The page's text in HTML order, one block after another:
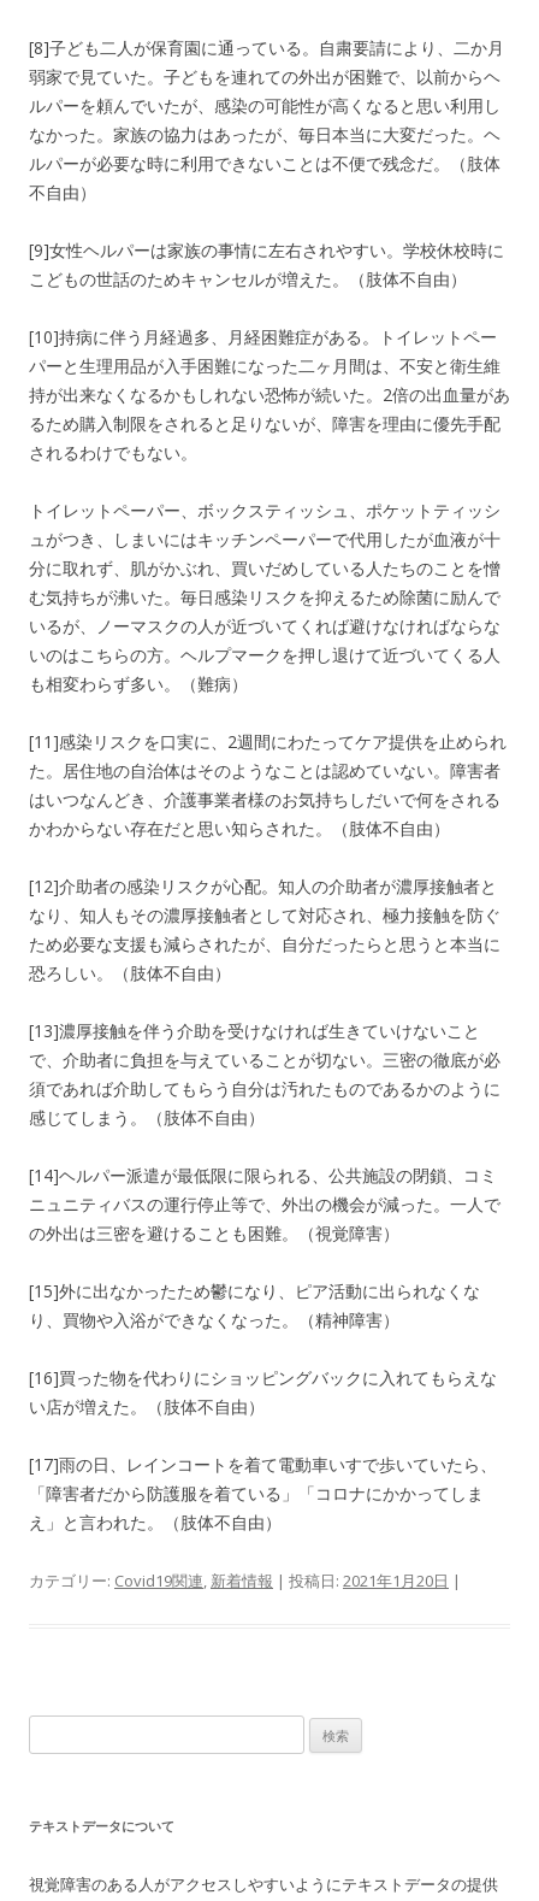
[8]子ども二人が保育園に通っている。自粛要請により、二か月
弱家で見ていた。子どもを連れての外出が困難で、以前からヘ
ルパーを頼んでいたが、感染の可能性が高くなると思い利用し
なかった。家族の協力はあったが、毎日本当に大変だった。ヘ
ルパーが必要な時に利用できないことは不便で残念だ。（肢体
不自由）
[9]女性ヘルパーは家族の事情に左右されやすい。学校休校時に
こどもの世話のためキャンセルが増えた。（肢体不自由）
[10]持病に伴う月経過多、月経困難症がある。トイレットペー
パーと生理用品が入手困難になった二ヶ月間は、不安と衛生維
持が出来なくなるかもしれない恐怖が続いた。2倍の出血量があ
るため購入制限をされると足りないが、障害を理由に優先手配
されるわけでもない。
トイレットペーパー、ボックスティッシュ、ポケットティッシ
ュがつき、しまいにはキッチンペーパーで代用したが血液が十
分に取れず、肌がかぶれ、買いだめしている人たちのことを憎
む気持ちが沸いた。毎日感染リスクを抑えるため除菌に励んで
いるが、ノーマスクの人が近づいてくれば避けなければならな
いのはこちらの方。ヘルプマークを押し退けて近づいてくる人
も相変わらず多い。（難病）
[11]感染リスクを口実に、2週間にわたってケア提供を止められ
た。居住地の自治体はそのようなことは認めていない。障害者
はいつなんどき、介護事業者様のお気持ちしだいで何をされる
かわからない存在だと思い知らされた。（肢体不自由）
[12]介助者の感染リスクが心配。知人の介助者が濃厚接触者と
なり、知人もその濃厚接触者として対応され、極力接触を防ぐ
ため必要な支援も減らされたが、自分だったらと思うと本当に
恐ろしい。（肢体不自由）
[13]濃厚接触を伴う介助を受けなければ生きていけないこと
で、介助者に負担を与えていることが切ない。三密の徹底が必
須であれば介助してもらう自分は汚れたものであるかのように
感じてしまう。（肢体不自由）
[14]ヘルパー派遣が最低限に限られる、公共施設の閉鎖、コミ
ニュニティバスの運行停止等で、外出の機会が減った。一人で
の外出は三密を避けることも困難。（視覚障害）
[15]外に出なかったため鬱になり、ピア活動に出られなくな
り、買物や入浴ができなくなった。（精神障害）
[16]買った物を代わりにショッピングバックに入れてもらえな
い店が増えた。（肢体不自由）
[17]雨の日、レインコートを着て電動車いすで歩いていたら、
「障害者だから防護服を着ている」「コロナにかかってしま
え」と言われた。（肢体不自由）
カテゴリー: Covid19関連, 新着情報 | 投稿日: 2021年1月20日 |
索:
テキストデータについて
視覚障害のある人がアクセスしやすいようにテキストデータの提供